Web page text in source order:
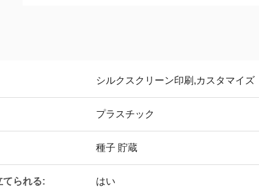
シルクスクリーン印刷,カスタマイズ
プラスチック
種子 貯蔵
てられる: はい